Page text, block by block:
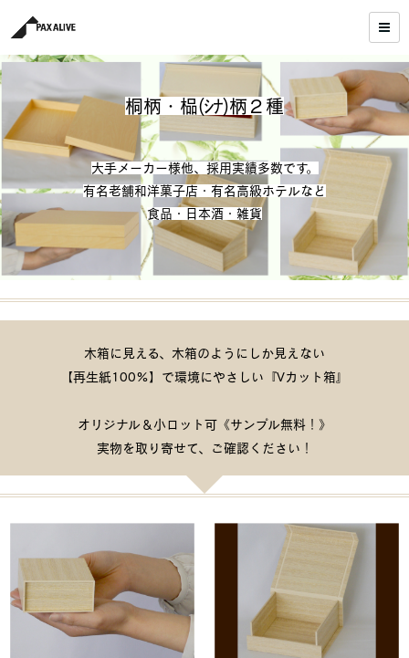
桐柄・榀(ｼﾅ)柄２種
大手メーカー様他、採用実績多数です。
有名老舗和洋菓子店・有名高級ホテルなど
食品・日本酒・雑貨
木箱に見える、木箱のようにしか見えない
【再生紙100%】で環境にやさしい『Vカット箱』
オリジナル＆小ロット可《サンプル無料！》
実物を取り寄せて、ご確認ください！